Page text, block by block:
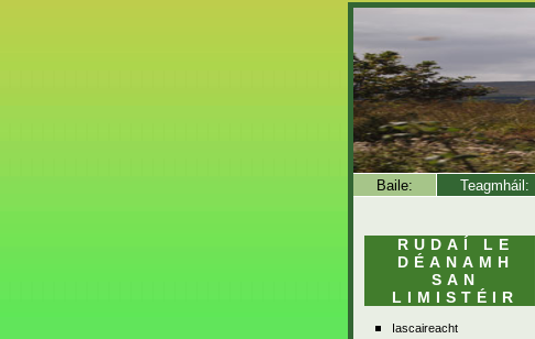
Baile: Teagmháil:
RUDAÍ LE
DÉANAMH
SAN
LIMISTÉIR
Iascaireacht